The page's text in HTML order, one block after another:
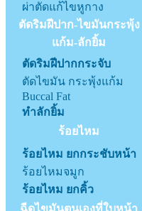
ผ่าตัดแก้ไขหูกาง
ตัดริมฝีปาก-ไขมันกระพุ้ง
แก้ม-ลักยิ้ม
ตัดริมฝีปากกระจับ
ตัดไขมัน กระพุ้งแก้ม
Buccal Fat
ทำลักยิ้ม
ร้อยไหม
ร้อยไหม ยกกระชับหน้า
ร้อยไหมจมูก
ร้อยไหม ยกคิ้ว
ฉีดไขมันตนเองที่ใบหน้า